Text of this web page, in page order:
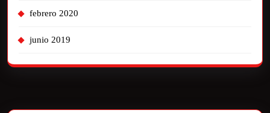
febrero 2020
junio 2019